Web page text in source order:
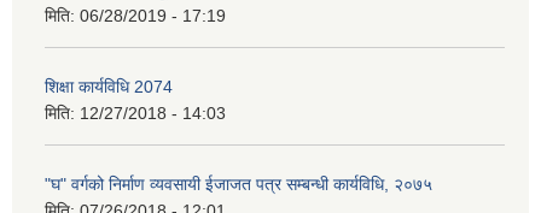
मिति: 06/28/2019 - 17:19
शिक्षा कार्यविधि 2074
मिति: 12/27/2018 - 14:03
"घ" वर्गको निर्माण व्यवसायी ईजाजत पत्र सम्बन्धी कार्यविधि, २०७५